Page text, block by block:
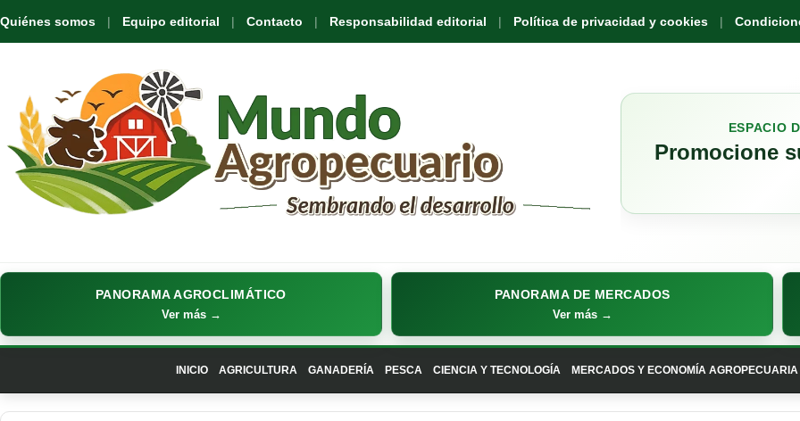
Quiénes somos Equipo editorial Contacto Responsabilidad editorial Política de privacidad y cookies
ESPACIO
Promocione
PANORAMA AGROCLIMÁTICO
Ver más →
PANORAMA DE MERCADOS
Ver más →
INICIO AGRICULTURA GANADERÍA PESCA CIENCIA Y TECNOLOGÍA MERCADOS Y ECONOMÍA AGROPECUARIA